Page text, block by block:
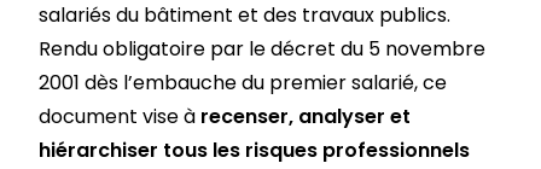
salariés du bâtiment et des travaux publics.
Rendu obligatoire par le décret du 5 novembre
2001 dès l’embauche du premier salarié, ce
document vise à recenser, analyser et
hiérarchiser tous les risques professionnels